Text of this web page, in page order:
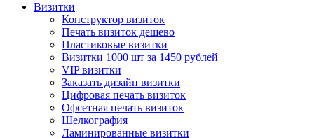
Визитки
Конструктор визиток
Печать визиток дешево
Пластиковые визитки
Визитки 1000 шт за 1450 рублей
VIP визитки
Заказать дизайн визитки
Цифровая печать визиток
Офсетная печать визиток
Шелкография
Ламинированные визитки